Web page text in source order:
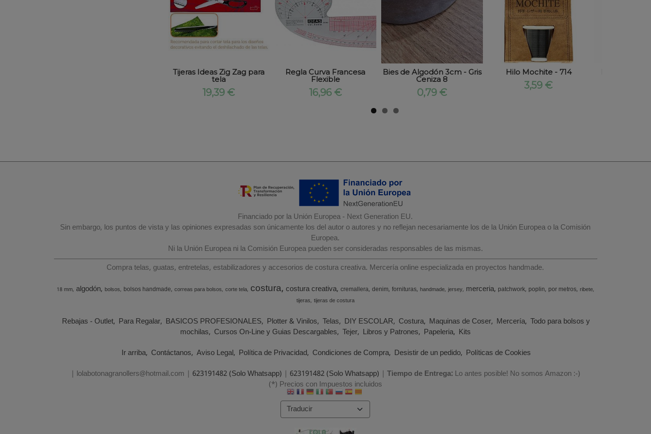
Tijeras Ideas Zig Zag para
tela
19,39 €
Regla Curva Francesa
Flexible
16,96 €
Bies de Algodón 3cm - Gris
Ceniza 8
0,79 €
Hilo Mochite - 714
3,59 €
Financiado por la Unión Europea - Next Generation EU.
Sin embargo, los puntos de vista y las opiniones expresadas son únicamente los del autor o autores y no reflejan necesariamente los de la Unión Europea o la Comisión
Europea.
Ni la Unión Europea ni la Comisión Europea pueden ser consideradas responsables de las mismas.
Compra telas, guatas, entretelas, estabilizadores y accesorios de costura creativa. Mercería online especializada en proyectos handmade.
18 mm algodón bolsos bolsos handmade correas para bolsos corte tela costura costura creativa cremallera denim fornituras handmade jersey merceria patchwork poplin por metros ribete
tijeras tijeras de costura
Rebajas - Outlet Para Regalar BASICOS PROFESIONALES Plotter & Vinilos Telas DIY ESCOLAR Costura Maquinas de Coser Mercería Todo para bolsos y
mochilas Cursos On-Line y Guias Descargables Tejer Libros y Patrones Papeleria Kits
Ir arriba Contáctanos Aviso Legal Política de Privacidad Condiciones de Compra Desistir de un pedido Políticas de Cookies
| lolabotonagranollers@hotmail.com | 623191482 (Solo Whatsapp) | 623191482 (Solo Whatsapp) | Tiempo de Entrega:Lo antes posible! No somos Amazon :-)
(*) Precios con Impuestos incluidos